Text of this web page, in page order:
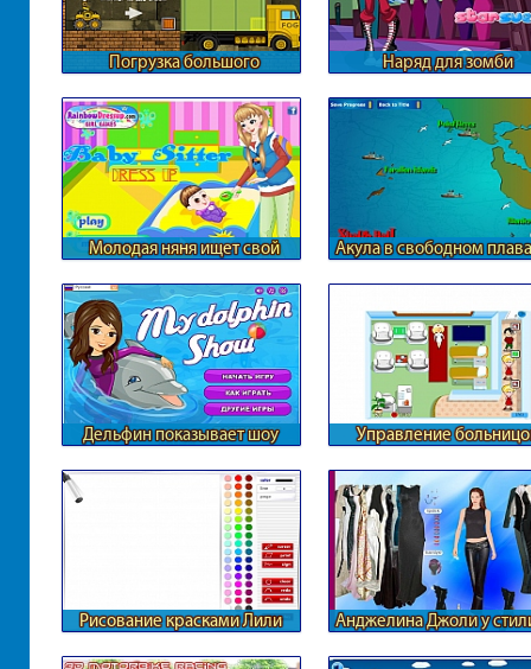
Погрузка большого
Наряд для зомби
Молодая няня ищет свой
Акула в свободном
Дельфин показывает шоу Управление
Рисование красками Лили Анджелина Джоли у